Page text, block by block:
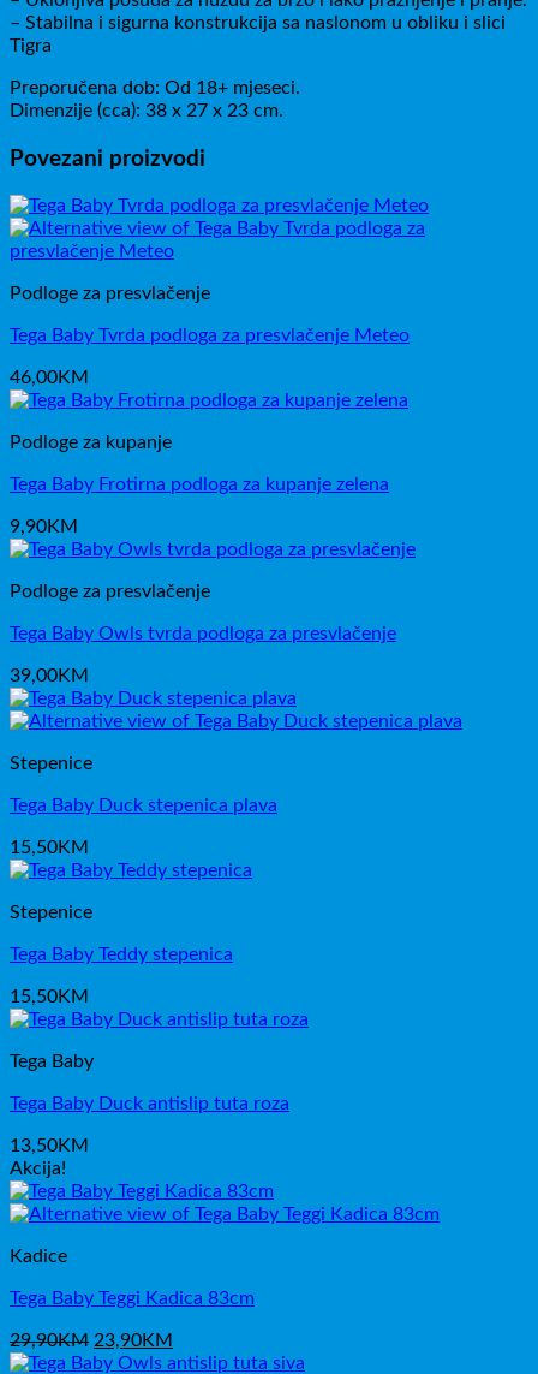
– Stabilna i sigurna konstrukcija sa naslonom u obliku i slici
Tigra
Preporučena dob: Od 18+ mjeseci.
Dimenzije (cca): 38 x 27 x 23 cm.
Povezani proizvodi
Podloge za presvlačenje
Tega Baby Tvrda podloga za presvlačenje Meteo
46,00KM
Podloge za kupanje
Tega Baby Frotirna podloga za kupanje zelena
9,90KM
Podloge za presvlačenje
Tega Baby Owls tvrda podloga za presvlačenje
39,00KM
Stepenice
Tega Baby Duck stepenica plava
15,50KM
Stepenice
Tega Baby Teddy stepenica
15,50KM
Tega Baby
Tega Baby Duck antislip tuta roza
13,50KM
Akcija!
Kadice
Tega Baby Teggi Kadica 83cm
29,90KM Izvorna
cijena
23,90KM
cijena